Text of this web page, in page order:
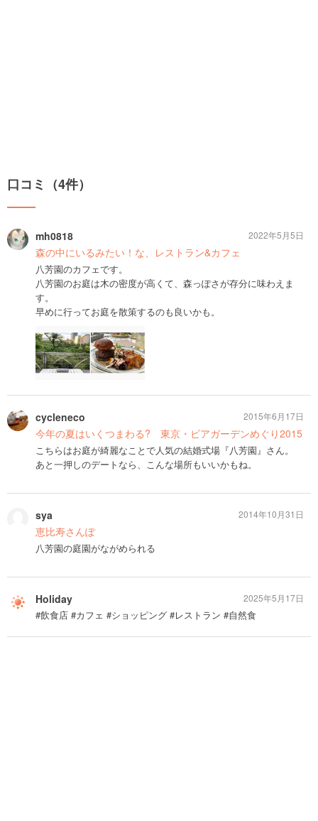
口コミ（4件）
mh0818
森の中にいるみたい！な、レストラン&カフェ
八芳園のカフェです。
八芳園のお庭は木の密度が高くて、森っぽさが存分に味わえま
す。
早めに行ってお庭を散策するのも良いかも。
2022年5月5日
cycleneco
今年の夏はいくつまわる? 東京・ビアガーデンめぐり2015
こちらはお庭が綺麗なことで人気の結婚式場『八芳園』さん。
あと一押しのデートなら、こんな場所もいいかもね。
2015年6月17日
sya
恵比寿さんぽ
八芳園の庭園がながめられる
2014年10月31日
Holiday
#飲食店 #カフェ #ショッピング #レストラン #自然食
2025年5月17日